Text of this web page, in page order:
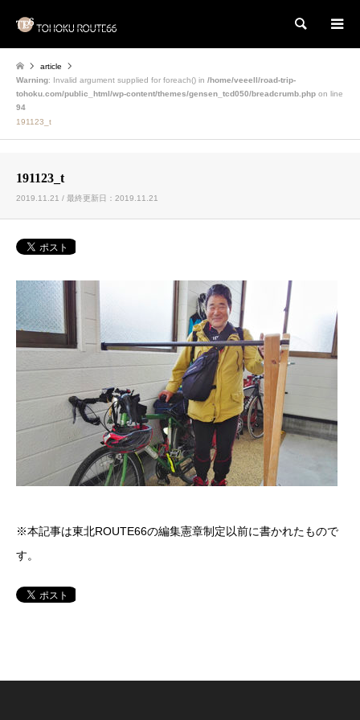
検索
article
Warning: Invalid argument supplied for foreach() in /home/veeell/road-trip-
tohoku.com/public_html/wp-content/themes/gensen_tcd050/breadcrumb.php on line
94
191123_t
191123_t
2019.11.21 / 最終更新日：2019.11.21
※本記事は東北ROUTE66の編集憲章制定以前に書かれたもので
す。